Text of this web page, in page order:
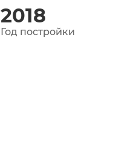
2018
Год постройки